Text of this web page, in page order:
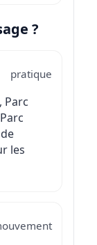
?
pratique
Parc
les